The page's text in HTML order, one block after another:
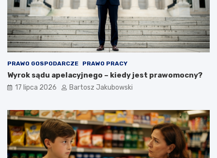
PRAWO GOSPODARCZE PRAWO PRACY
Wyrok sądu apelacyjnego – kiedy jest prawomocny?
17 lipca 2026 Bartosz Jakubowski